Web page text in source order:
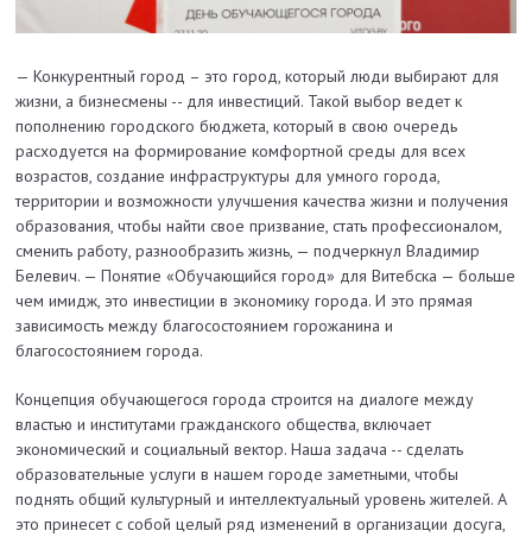
— Конкурентный город – это город, который люди выбирают для
жизни, а бизнесмены -- для инвестиций. Такой выбор ведет к
пополнению городского бюджета, который в свою очередь
расходуется на формирование комфортной среды для всех
возрастов, создание инфраструктуры для умного города,
территории и возможности улучшения качества жизни и получения
образования, чтобы найти свое призвание, стать профессионалом,
сменить работу, разнообразить жизнь, — подчеркнул Владимир
Белевич. — Понятие «Обучающийся город» для Витебска — больше
чем имидж, это инвестиции в экономику города. И это прямая
зависимость между благосостоянием горожанина и
благосостоянием города.
Концепция обучающегося города строится на диалоге между
властью и институтами гражданского общества, включает
экономический и социальный вектор. Наша задача -- сделать
образовательные услуги в нашем городе заметными, чтобы
поднять общий культурный и интеллектуальный уровень жителей. А
это принесет с собой целый ряд изменений в организации досуга,